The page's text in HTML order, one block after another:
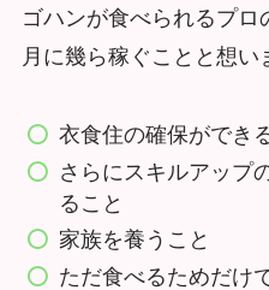
ゴハンが食べられるプロ
月に幾ら稼ぐことと想い
衣食住の確保ができ
さらにスキルアップ
ること
家族を養うこと
ただ食べるためだけ